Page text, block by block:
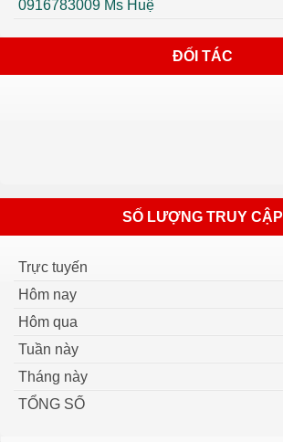
0916783009 Ms Huệ
ĐỐI TÁC
SỐ LƯỢNG TRUY CẬP
Trực tuyến
Hôm nay
Hôm qua
Tuần này
Tháng này
TỔNG SỐ